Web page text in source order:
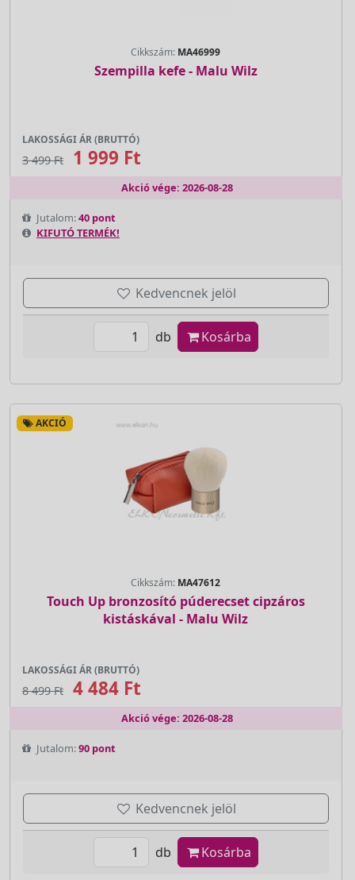
Cikkszám: MA46999
Szempilla kefe - Malu Wilz
LAKOSSÁGI ÁR (BRUTTÓ)
3 499 Ft 1 999 Ft
Akció vége: 2026-08-28
Jutalom:40 pont
KIFUTÓ TERMÉK!
Kedvencnek jelöl
db Kosárba
AKCIÓ
Cikkszám: MA47612
Touch Up bronzosító púderecset cipzáros
kistáskával - Malu Wilz
LAKOSSÁGI ÁR (BRUTTÓ)
8 499 Ft 4 484 Ft
Akció vége: 2026-08-28
Jutalom:90 pont
Kedvencnek jelöl
db Kosárba